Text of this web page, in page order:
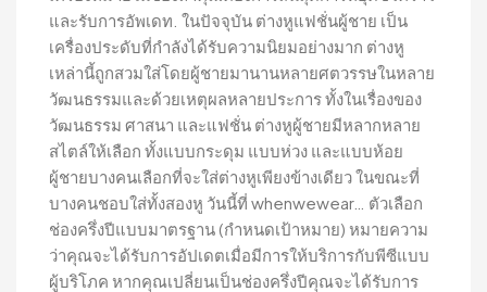
และรับการอัพเดท. ในปัจจุบัน ต่างหูแฟชั่นผู้ชาย เป็น
เครื่องประดับที่กำลังได้รับความนิยมอย่างมาก ต่างหู
เหล่านี้ถูกสวมใส่โดยผู้ชายมานานหลายศตวรรษในหลาย
วัฒนธรรมและด้วยเหตุผลหลายประการ ทั้งในเรื่องของ
วัฒนธรรม ศาสนา และแฟชั่น ต่างหูผู้ชายมีหลากหลาย
สไตล์ให้เลือก ทั้งแบบกระดุม แบบห่วง และแบบห้อย
ผู้ชายบางคนเลือกที่จะใส่ต่างหูเพียงข้างเดียว ในขณะที่
บางคนชอบใส่ทั้งสองหู วันนี้ที่ whenwewear… ตัวเลือก
ช่องครึ่งปีแบบมาตรฐาน (กำหนดเป้าหมาย) หมายความ
ว่าคุณจะได้รับการอัปเดตเมื่อมีการให้บริการกับพีซีแบบ
ผู้บริโภค หากคุณเปลี่ยนเป็นช่องครึ่งปีคุณจะได้รับการ